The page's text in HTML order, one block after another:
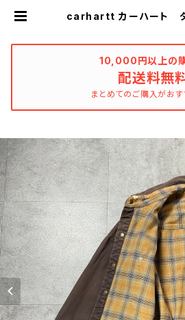
carhartt カーハート ダ
ス ダックシャツ ダッ
|
10,000円以上の
配送料無
まとめてのご購入がおす